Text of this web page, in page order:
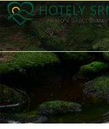
Home
Zimmer
Relax